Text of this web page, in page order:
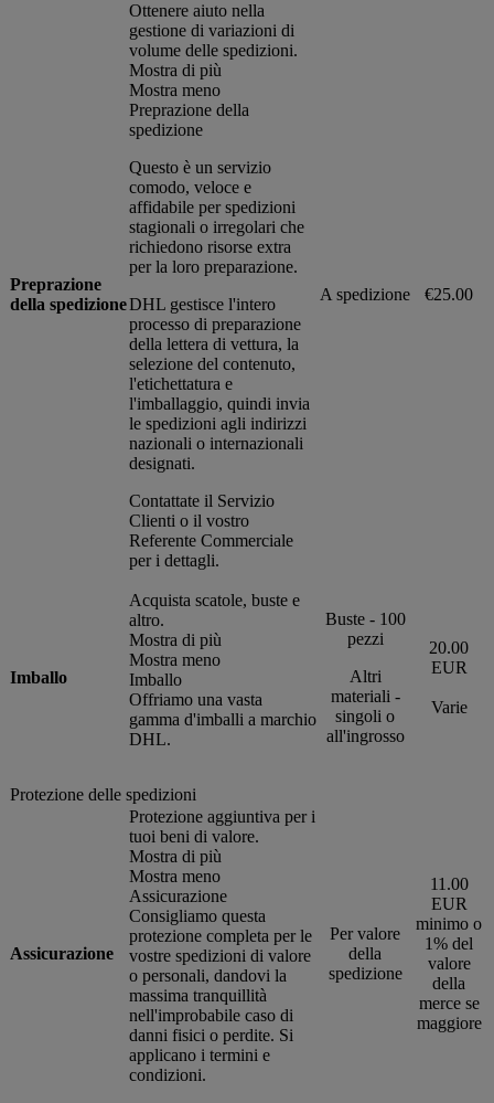
Preprazione
della spedizione
Ottenere aiuto nella
gestione di variazioni di
volume delle spedizioni.
Mostra di più
Mostra meno
Preprazione della
spedizione
Questo è un servizio
comodo, veloce e
affidabile per spedizioni
stagionali o irregolari che
richiedono risorse extra
per la loro preparazione.
DHL gestisce l'intero
processo di preparazione
della lettera di vettura, la
selezione del contenuto,
l'etichettatura e
l'imballaggio, quindi invia
le spedizioni agli indirizzi
nazionali o internazionali
designati.
Contattate il Servizio
Clienti o il vostro
Referente Commerciale
per i dettagli.
A spedizione €25.00
Imballo
Acquista scatole, buste e
altro.
Mostra di più
Mostra meno
Imballo
Offriamo una vasta
gamma d'imballi a marchio
DHL.
Buste - 100
pezzi
Altri
materiali -
singoli o
all'ingrosso
20.00
EUR
Varie
Protezione delle spedizioni
Assicurazione
Protezione aggiuntiva per i
tuoi beni di valore.
Mostra di più
Mostra meno
Assicurazione
Consigliamo questa
protezione completa per le
vostre spedizioni di valore
o personali, dandovi la
massima tranquillità
nell'improbabile caso di
danni fisici o perdite. Si
applicano i termini e
condizioni.
Per valore
della
spedizione
11.00
EUR
minimo o
1% del
valore
della
merce se
maggiore